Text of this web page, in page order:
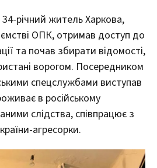
річний житель Харкова,
ОПК, отримав доступ до
та почав збирати відомості,
ворогом. Посередником
спецслужбами виступав
в російському
слідства, співпрацює з
агресорки.